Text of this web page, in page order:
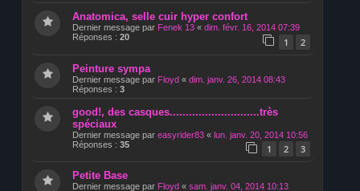
Anatomica, selle cuir hyper confort
Dernier message par Fenek 13 « dim. févr. 16, 2014 07:39
Réponses : 20 1 2
Peinture sympa
Dernier message par Floyd « dim. janv. 26, 2014 08:43
Réponses : 3
good!, des casques............................très
spéciaux
Dernier message par easyrider83 « lun. janv. 20, 2014 10:56
Réponses : 35 1 2 3
Petite Base
Dernier message par Floyd « sam. janv. 04, 2014 10:13